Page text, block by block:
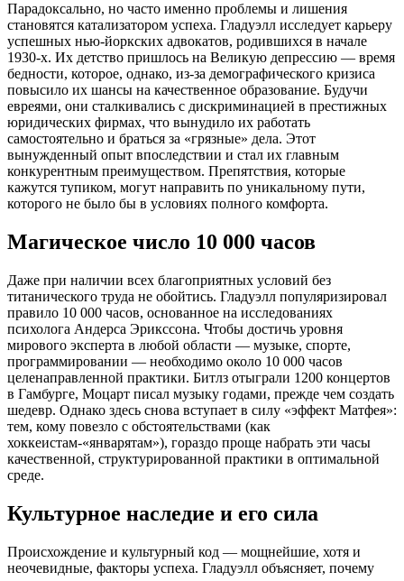
Парадоксально, но часто именно проблемы и лишения
становятся катализатором успеха. Гладуэлл исследует карьеру
успешных нью-йоркских адвокатов, родившихся в начале
1930-х. Их детство пришлось на Великую депрессию — время
бедности, которое, однако, из-за демографического кризиса
повысило их шансы на качественное образование. Будучи
евреями, они сталкивались с дискриминацией в престижных
юридических фирмах, что вынудило их работать
самостоятельно и браться за «грязные» дела. Этот
вынужденный опыт впоследствии и стал их главным
конкурентным преимуществом. Препятствия, которые
кажутся тупиком, могут направить по уникальному пути,
которого не было бы в условиях полного комфорта.
Магическое число 10 000 часов
Даже при наличии всех благоприятных условий без
титанического труда не обойтись. Гладуэлл популяризировал
правило 10 000 часов, основанное на исследованиях
психолога Андерса Эрикссона. Чтобы достичь уровня
мирового эксперта в любой области — музыке, спорте,
программировании — необходимо около 10 000 часов
целенаправленной практики. Битлз отыграли 1200 концертов
в Гамбурге, Моцарт писал музыку годами, прежде чем создать
шедевр. Однако здесь снова вступает в силу «эффект Матфея»:
тем, кому повезло с обстоятельствами (как
хоккеистам-«январятам»), гораздо проще набрать эти часы
качественной, структурированной практики в оптимальной
среде.
Культурное наследие и его сила
Происхождение и культурный код — мощнейшие, хотя и
неочевидные, факторы успеха. Гладуэлл объясняет, почему